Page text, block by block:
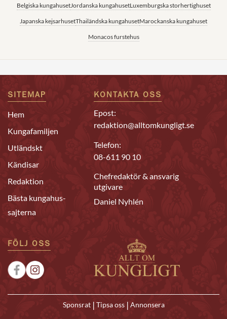
Belgiska kungahusetJordanska kungahusetLuxemburgska storhertighuset
Japanska kejsarhusetThailändska kungahusetMarockanska kungahuset
Monacos furstehus
SITEMAP
Hem
Kungafamiljen
Utländskt
Kändisar
Redaktion
Bästa kungahus-
sajterna
KONTAKTA OSS
Epost:
redaktion@alltomkungligt.se
Telefon:
08-611 90 10
Chefredaktör & ansvarig
utgivare
Daniel Nyhlén
FÖLJ OSS
Sponsrat | Tipsa oss | Annonsera